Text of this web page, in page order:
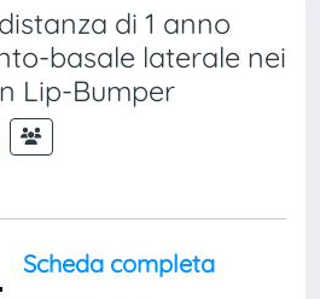
di 1 anno
basale laterale nei
Lip-Bumper
Scheda completa